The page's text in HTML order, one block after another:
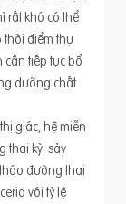
rất khó có thể
điểm thụ
tiếp tục bổ
dưỡng chất
giác, hệ miễn
thai kỳ: sảy
đường thai
với tỷ lệ